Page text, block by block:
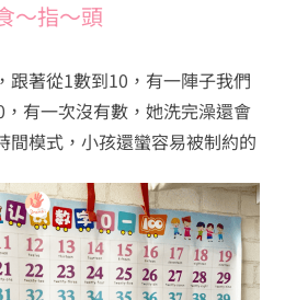
～指～頭
跟著從1數到10，有一陣子我們
有一次沒有數，她洗完澡還會
間模式，小孩還蠻容易被制約的